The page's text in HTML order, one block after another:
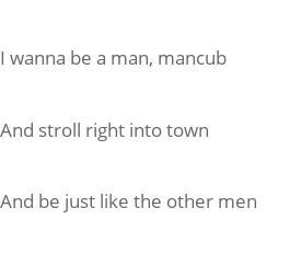
I wanna be a man, mancub
And stroll right into town
And be just like the other men